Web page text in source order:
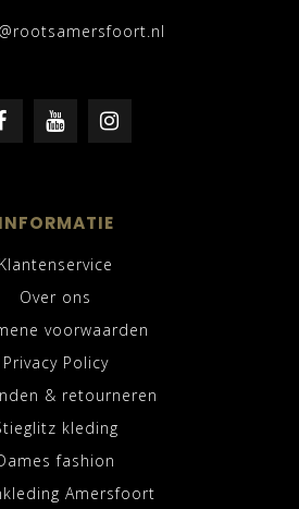
INFORMATIE
Klantenservice
Over ons
voorwaarden
Privacy Policy
& retourneren
kleding
fashion
Amersfoort